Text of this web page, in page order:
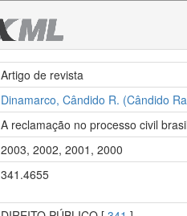
Artigo de revista
Dinamarco, Cândido R. (Cândido
A reclamação no processo civil
2003, 2002, 2001, 2000
341.4655